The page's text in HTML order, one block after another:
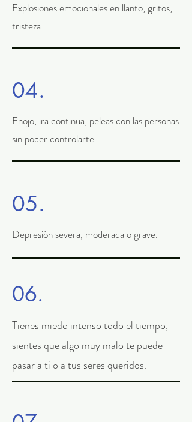
Explosiones emocionales en llanto, gritos,
tristeza.
04.
Enojo, ira continua, peleas con las personas
sin poder controlarte.
05.
Depresión severa, moderada o grave.
06.
Tienes miedo intenso todo el tiempo,
sientes que algo muy malo te puede
pasar a ti o a tus seres queridos.